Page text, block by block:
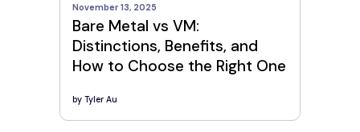
November 13, 2025
Bare Metal vs VM:
Distinctions, Benefits, and
How to Choose the Right One
by Tyler Au